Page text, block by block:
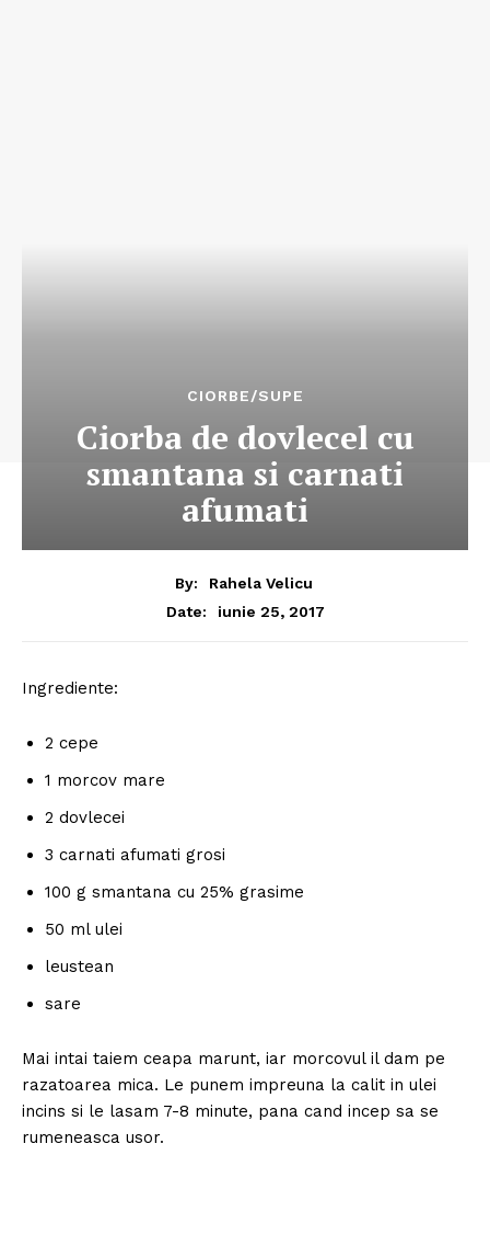
CIORBE/SUPE
Ciorba de dovlecel cu
smantana si carnati
afumati
By:
Rahela Velicu
Date:
iunie 25, 2017
Ingrediente:
2 cepe
1 morcov mare
2 dovlecei
3 carnati afumati grosi
100 g smantana cu 25% grasime
50 ml ulei
leustean
sare
Mai intai taiem ceapa marunt, iar morcovul il dam pe
razatoarea mica. Le punem impreuna la calit in ulei
incins si le lasam 7-8 minute, pana cand incep sa se
rumeneasca usor.